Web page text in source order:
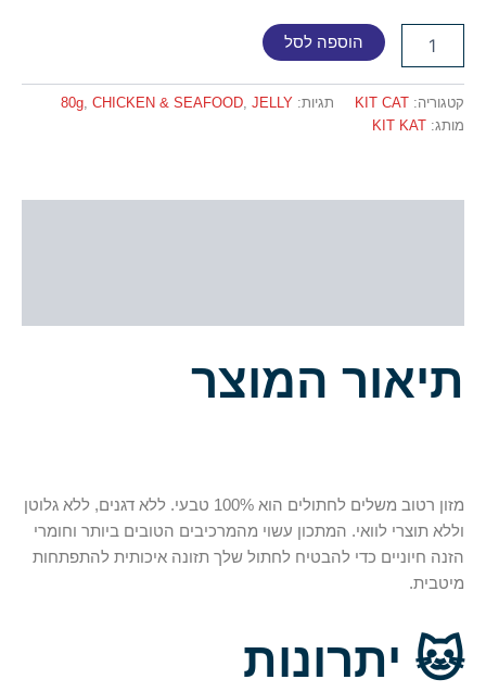
הוספה לסל
קטגוריה: KIT CAT תגיות: 80g, CHICKEN & SEAFOOD, JELLY
מותג: KIT KAT
תיאור המוצר
מזון רטוב משלים לחתולים הוא 100% טבעי. ללא דגנים, ללא גלוטן
וללא תוצרי לוואי. המתכון עשוי מהמרכיבים הטובים ביותר וחומרי
הזנה חיוניים כדי להבטיח לחתול שלך תזונה איכותית להתפתחות
מיטבית.
🐱 יתרונות